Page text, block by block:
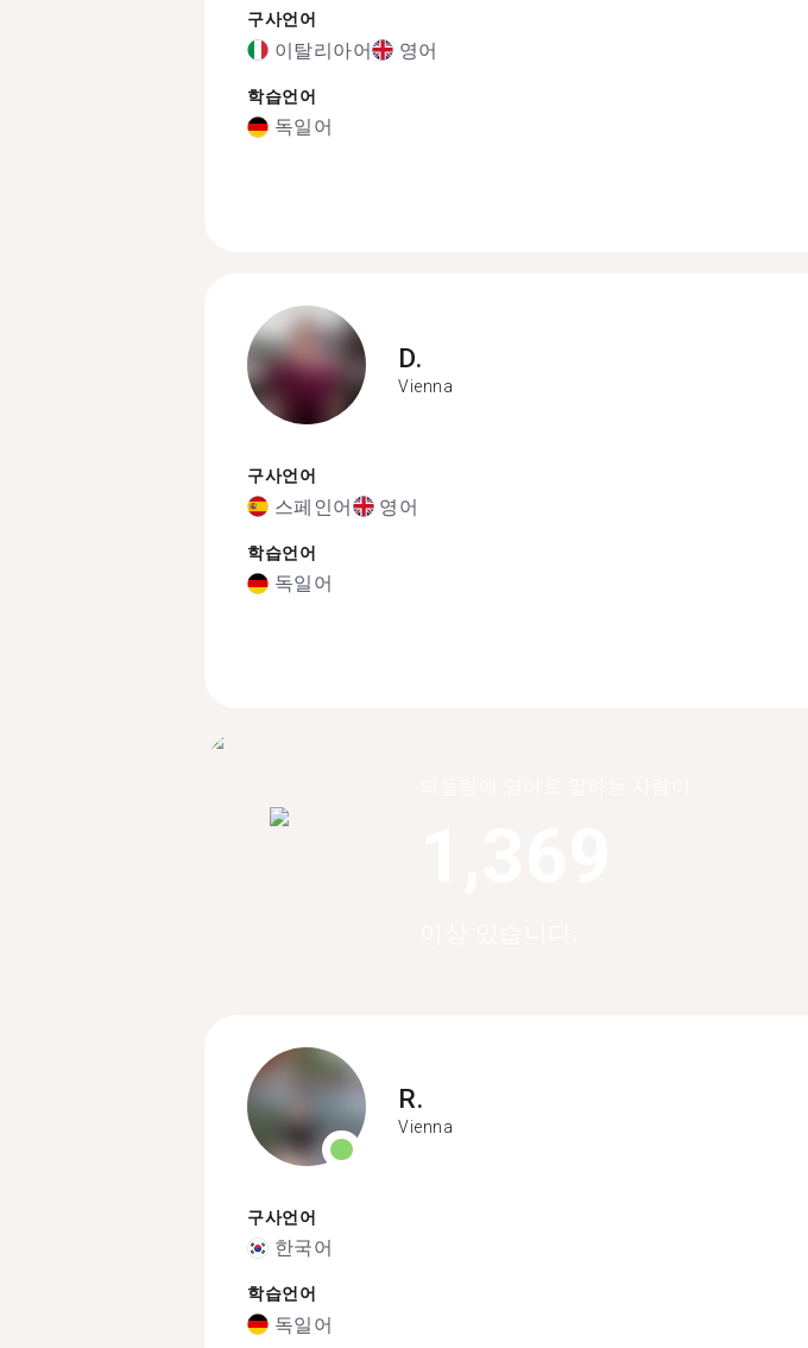
구사언어
이탈리아어 영어
학습언어
독일어
D.
Vienna
구사언어
스페인어 영어
학습언어
독일어
R.
Vienna
구사언어
한국어
학습언어
독일어